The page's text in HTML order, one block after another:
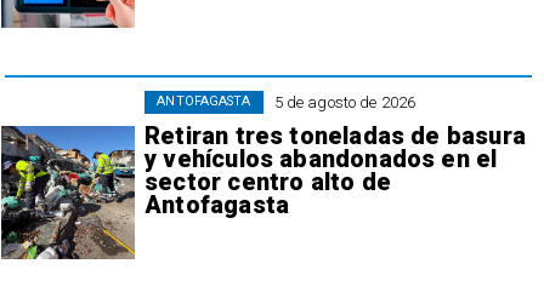
5 de agosto de 2026
Retiran tres toneladas de basura
y vehículos abandonados en el
sector centro alto de
Antofagasta
ANTOFAGASTA